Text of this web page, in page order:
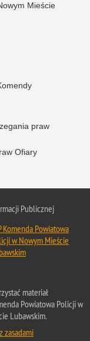
Mieście
praw
Ofiary
Publicznej
Komenda Powiatowa
w Nowym Mieście
materiał
Powiatowa Policji w
Lubawskim.
zasadami